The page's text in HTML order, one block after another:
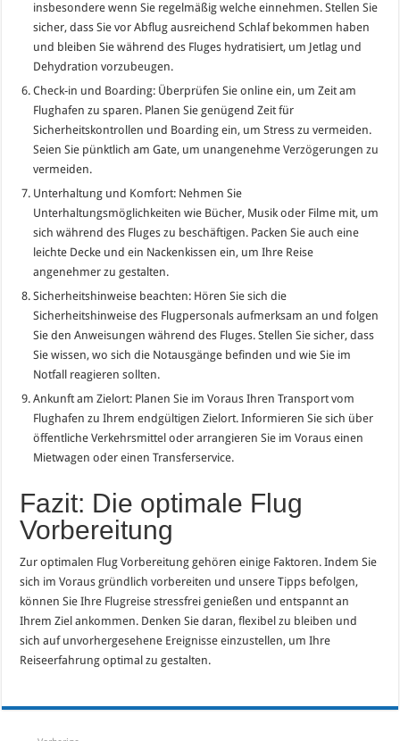
insbesondere wenn Sie regelmäßig welche einnehmen. Stellen Sie
sicher, dass Sie vor Abflug ausreichend Schlaf bekommen haben
und bleiben Sie während des Fluges hydratisiert, um Jetlag und
Dehydration vorzubeugen.
Check-in und Boarding: Überprüfen Sie online ein, um Zeit am
Flughafen zu sparen. Planen Sie genügend Zeit für
Sicherheitskontrollen und Boarding ein, um Stress zu vermeiden.
Seien Sie pünktlich am Gate, um unangenehme Verzögerungen zu
vermeiden.
Unterhaltung und Komfort: Nehmen Sie
Unterhaltungsmöglichkeiten wie Bücher, Musik oder Filme mit, um
sich während des Fluges zu beschäftigen. Packen Sie auch eine
leichte Decke und ein Nackenkissen ein, um Ihre Reise
angenehmer zu gestalten.
Sicherheitshinweise beachten: Hören Sie sich die
Sicherheitshinweise des Flugpersonals aufmerksam an und folgen
Sie den Anweisungen während des Fluges. Stellen Sie sicher, dass
Sie wissen, wo sich die Notausgänge befinden und wie Sie im
Notfall reagieren sollten.
Ankunft am Zielort: Planen Sie im Voraus Ihren Transport vom
Flughafen zu Ihrem endgültigen Zielort. Informieren Sie sich über
öffentliche Verkehrsmittel oder arrangieren Sie im Voraus einen
Mietwagen oder einen Transferservice.
Fazit: Die optimale Flug
Vorbereitung
Zur optimalen Flug Vorbereitung gehören einige Faktoren. Indem Sie
sich im Voraus gründlich vorbereiten und unsere Tipps befolgen,
können Sie Ihre Flugreise stressfrei genießen und entspannt an
Ihrem Ziel ankommen. Denken Sie daran, flexibel zu bleiben und
sich auf unvorhergesehene Ereignisse einzustellen, um Ihre
Reiseerfahrung optimal zu gestalten.